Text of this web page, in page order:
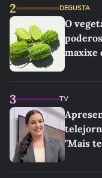
2 DEGUSTA
O
maxixe
3 TV
"Mais